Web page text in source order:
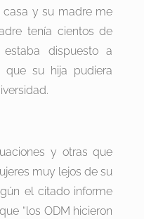
casa y su madre me
tenía cientos de
dispuesto a
su hija pudiera
y otras que
muy lejos de su
el citado informe
“los ODM hicieron